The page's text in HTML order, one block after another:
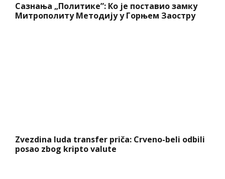
Сазнања „Политике”: Ко је поставио замку
Митрополиту Методију у Горњем Заостру
Zvezdina luda transfer priča: Crveno-beli odbili
posao zbog kripto valute